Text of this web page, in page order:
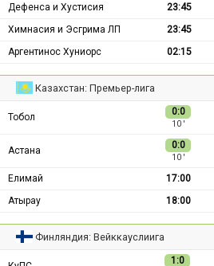
Дефенса и Хустисия
23:45
Химнасия и Эсгрима ЛП
23:45
Аргентинос Хуниорс
02:15
Казахстан: Премьер-лига
Тобол 0:0
10 ′
Астана 0:0
10 ′
Елимай 17:00
Атырау
18:00
Финляндия: Вейккауслиига
1:0